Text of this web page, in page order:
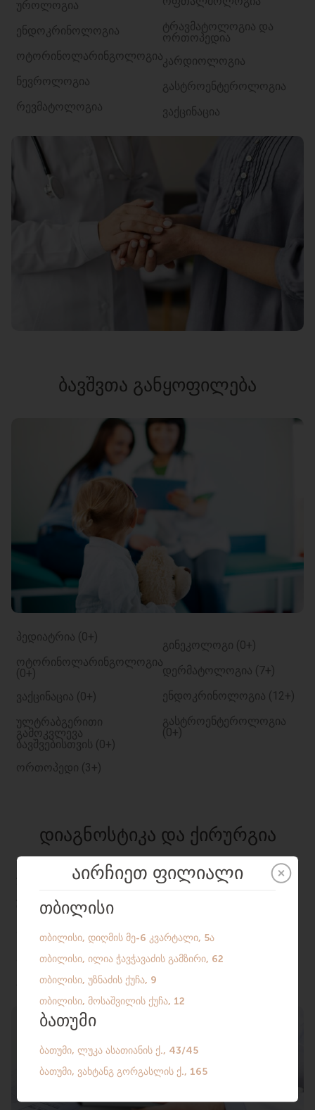
უროლოგია
ენდოკრინოლოგია
ოტორინოლარინგოლოგია
ნევროლოგია
რევმატოლოგია
ტრავმატოლოგია და
ორთოპედია
კარდიოლოგია
გასტროენტეროლოგია
ვაქცინაცია
ᲑᲐᲕᲨᲕᲗᲐ ᲒᲐᲜᲧᲝᲤᲘᲚᲔᲑᲐ
პედიატრია (0+)
ოტორინოლარინგოლოგია
(0+)
ვაქცინაცია (0+)
ულტრაბგერითი
გამოკვლევა
ბავშვებისთვის (0+)
ორთოპედი (3+)
გინეკოლოგი (0+)
დერმატოლოგია (7+)
ენდოკრინოლოგია (12+)
გასტროენტეროლოგია
(0+)
ᲓᲘᲐᲒᲜᲝᲡᲢᲘᲙᲐ ᲓᲐ ᲥᲘᲠᲣᲠᲒᲘᲐ
ულტრაბგერა
შემოწმებები
აანალიზებს
ქირურგია
გენეტიკური დიაგნოზი
სპერმის კვლევა
გასტროსკოპია
კოლონოსკოპია